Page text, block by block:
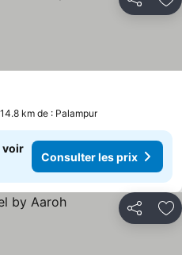
Partager
km de : Palampur
voir
Consulter les prix
Partager